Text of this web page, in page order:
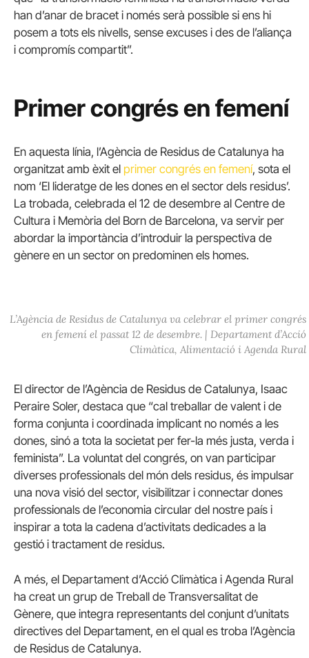
han d’anar de bracet i només serà possible si ens hi
posem a tots els nivells, sense excuses i des de l’aliança
i compromís compartit”.
Primer congrés en femení
En aquesta línia, l’Agència de Residus de Catalunya ha
organitzat amb èxit el primer congrés en femení, sota el
nom ‘El lideratge de les dones en el sector dels residus’.
La trobada, celebrada el 12 de desembre al Centre de
Cultura i Memòria del Born de Barcelona, va servir per
abordar la importància d’introduir la perspectiva de
gènere en un sector on predominen els homes.
L’Agència de Residus de Catalunya va celebrar el primer congrés
en femení el passat 12 de desembre. | Departament d’Acció
Climàtica, Alimentació i Agenda Rural
El director de l’Agència de Residus de Catalunya, Isaac
Peraire Soler, destaca que “cal treballar de valent i de
forma conjunta i coordinada implicant no només a les
dones, sinó a tota la societat per fer-la més justa, verda i
feminista”. La voluntat del congrés, on van participar
diverses professionals del món dels residus, és impulsar
una nova visió del sector, visibilitzar i connectar dones
professionals de l’economia circular del nostre país i
inspirar a tota la cadena d’activitats dedicades a la
gestió i tractament de residus.
A més, el Departament d’Acció Climàtica i Agenda Rural
ha creat un grup de Treball de Transversalitat de
Gènere, que integra representants del conjunt d’unitats
directives del Departament, en el qual es troba l’Agència
de Residus de Catalunya.